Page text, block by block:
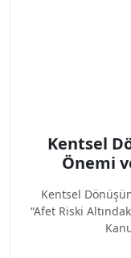
Kentsel
Önemi
Kentsel
“Afet Riski